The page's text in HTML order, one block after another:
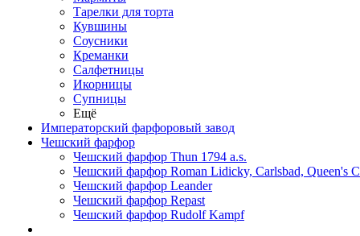
Тарелки для торта
Кувшины
Соусники
Креманки
Салфетницы
Икорницы
Супницы
Ещё
Императорский фарфоровый завод
Чешский фарфор
Чешский фарфор Thun 1794 a.s.
Чешский фарфор Roman Lidicky, Carlsbad, Queen's
Чешский фарфор Leander
Чешский фарфор Repast
Чешский фарфор Rudolf Kampf